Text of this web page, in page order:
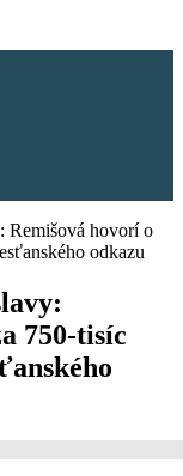
Remišová hovorí o
odkazu
750-tisíc